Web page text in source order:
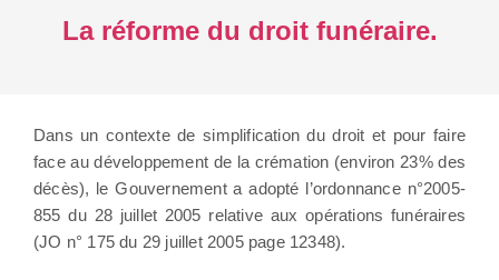
La réforme du droit funéraire.
Dans un contexte de simplification du droit et pour faire
face au développement de la crémation (environ 23% des
décès), le Gouvernement a adopté l’ordonnance n°2005-
855 du 28 juillet 2005 relative aux opérations funéraires
(JO n° 175 du 29 juillet 2005 page 12348).